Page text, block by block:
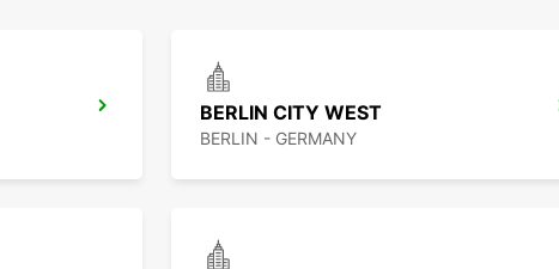
BERLIN CITY WEST
BERLIN - GERMANY